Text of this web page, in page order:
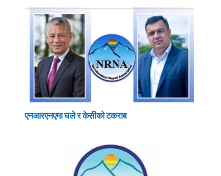
एनआरएनएमा घले र केसीको टकराब